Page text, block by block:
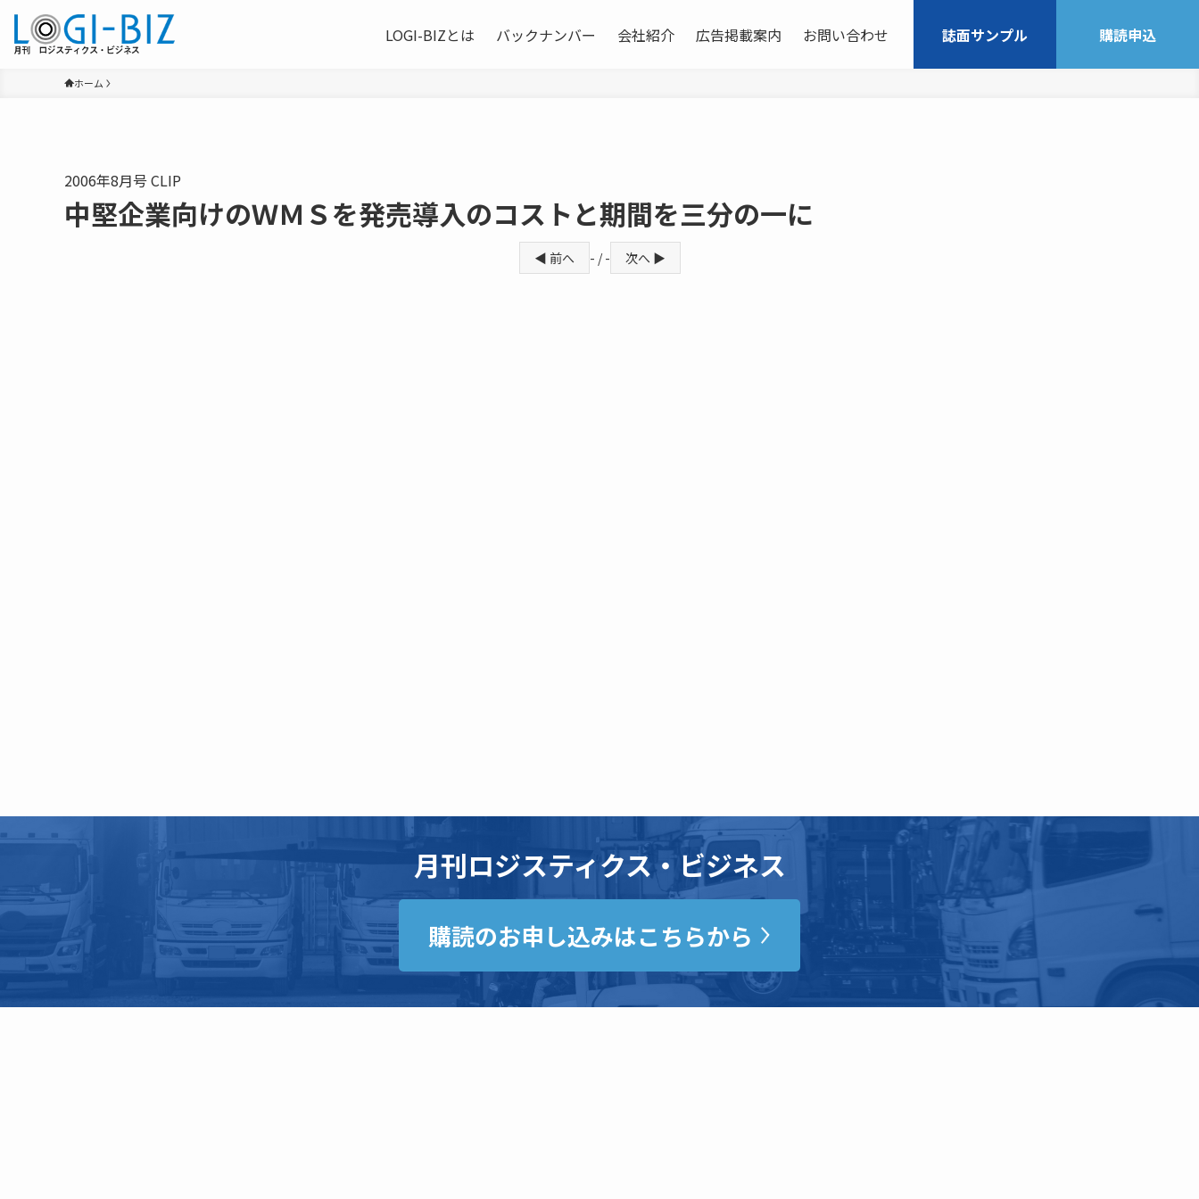
LOGI-BIZとは バックナンバー 会社紹介 広告掲載案内 お問い合わせ 誌面サンプル 購読申込
ホーム
2006年8月号 CLIP
中堅企業向けのＷＭＳを発売導入のコストと期間を三分の一に
◀ 前へ - / - 次へ ▶
月刊ロジスティクス・ビジネス
購読のお申し込みはこちらから